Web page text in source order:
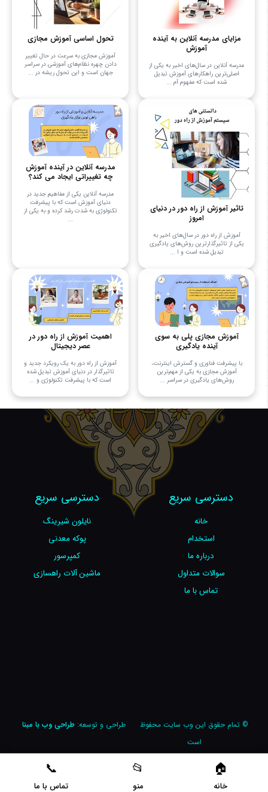
مزایای مدرسه آنلاین به آینده
آموزش
مدرسه آنلاین در سال‌های اخیر به یکی از
اصلی‌ترین راهکارهای آموزش تبدیل
شده است که مفهوم آم ...
تحول اساسی آموزش مجازی
آموزش مجازی به سرعت در حال تغییر
دادن چهره نظام‌های آموزشی در سراسر
جهان است و این تحول ریشه در ...
تاثیر آموزش از راه دور در دنیای
امروز
آموزش از راه دور در سال‌های اخیر به
یکی از تاثیرگذارترین روش‌های یادگیری
تبدیل شده است و ا ...
مدرسه آنلاین در آینده آموزش
چه تغییراتی ایجاد می کند؟
مدرسه آنلاین یکی از مفاهیم جدید در
دنیای آموزش است که با پیشرفت
تکنولوژی به شدت رشد کرده و به یکی از
...
آموزش مجازی پلی به سوی
آینده یادگیری
با پیشرفت فناوری و گسترش اینترنت،
آموزش مجازی به یکی از مهم‌ترین
روش‌های یادگیری در سراسر ...
اهمیت آموزش از راه دور در
عصر دیجیتال
آموزش از راه دور به یک رویکرد جدید و
تاثیرگذار در دنیای آموزش تبدیل شده
است که با پیشرفت تکنولوژی و ...
خانه منو تماس با ما
دسترسی سریع
خانه
استخدام
درباره ما
سوالات متداول
تماس با ما
دسترسی سریع
نایلون شیرینگ
پوکه معدنی
کمپرسور
ماشین آلات راهسازی
© تمام حقوق این وب سایت محفوظ
است
طراحی و توسعه:طراحی وب با مبنا